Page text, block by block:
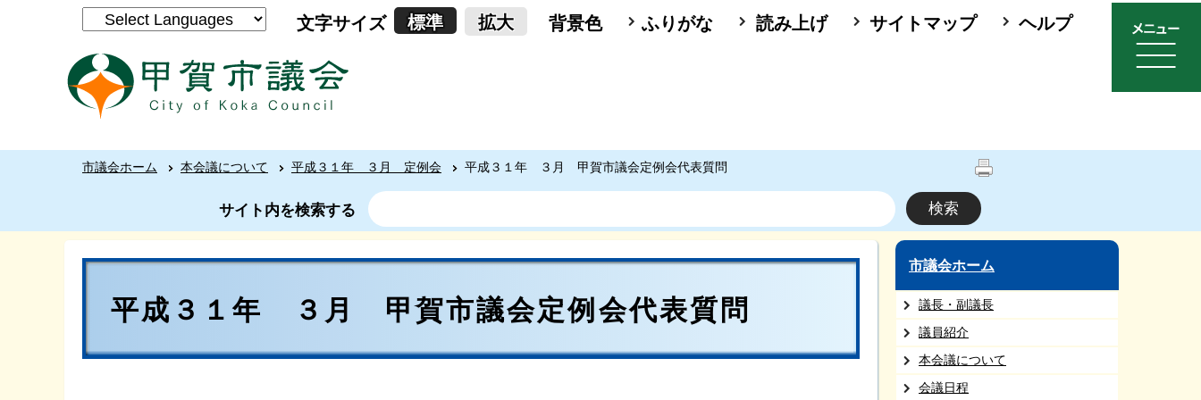
文字サイズ 標準 拡大 背景色 ふりがな 読み上げ サイトマップ ヘルプ
市議会ホーム 本会議について 平成３１年 ３月 定例会 平成３１年 ３月 甲賀市議会定例会代表質問
サイト内を検索する
平成３１年 ３月 甲賀市議会定例会代表質問
市議会ホーム
議長・副議長
議員紹介
本会議について
会議日程